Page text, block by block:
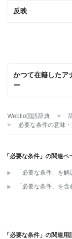
反映
かつて在籍したア
ー
Weblio国語辞典 >
>
必要な条件の意味
「必要な条件」の関連ペ
「必要な条件」を
「必要な条件」を含
「必要な条件」の関連用